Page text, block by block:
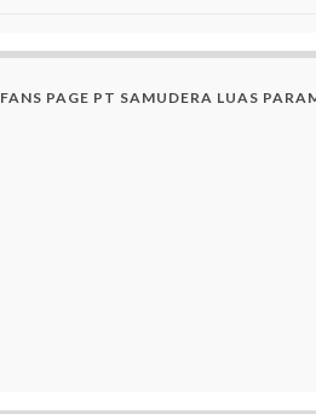
FANS PAGE PT SAMUDERA LUAS